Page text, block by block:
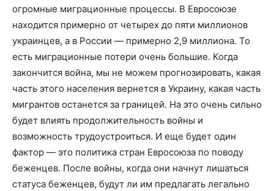
огромные миграционные процессы. В Евросоюзе
находится примерно от четырех до пяти миллионов
украинцев, а в России — примерно 2,9 миллиона. То
есть миграционные потери очень большие. Когда
закончится война, мы не можем прогнозировать, какая
часть этого населения вернется в Украину, какая часть
мигрантов останется за границей. На это очень сильно
будет влиять продолжительность войны и
возможность трудоустроиться. И еще будет один
фактор — это политика стран Евросоюза по поводу
беженцев. После войны, когда они начнут лишаться
статуса беженцев, будут ли им предлагать легально